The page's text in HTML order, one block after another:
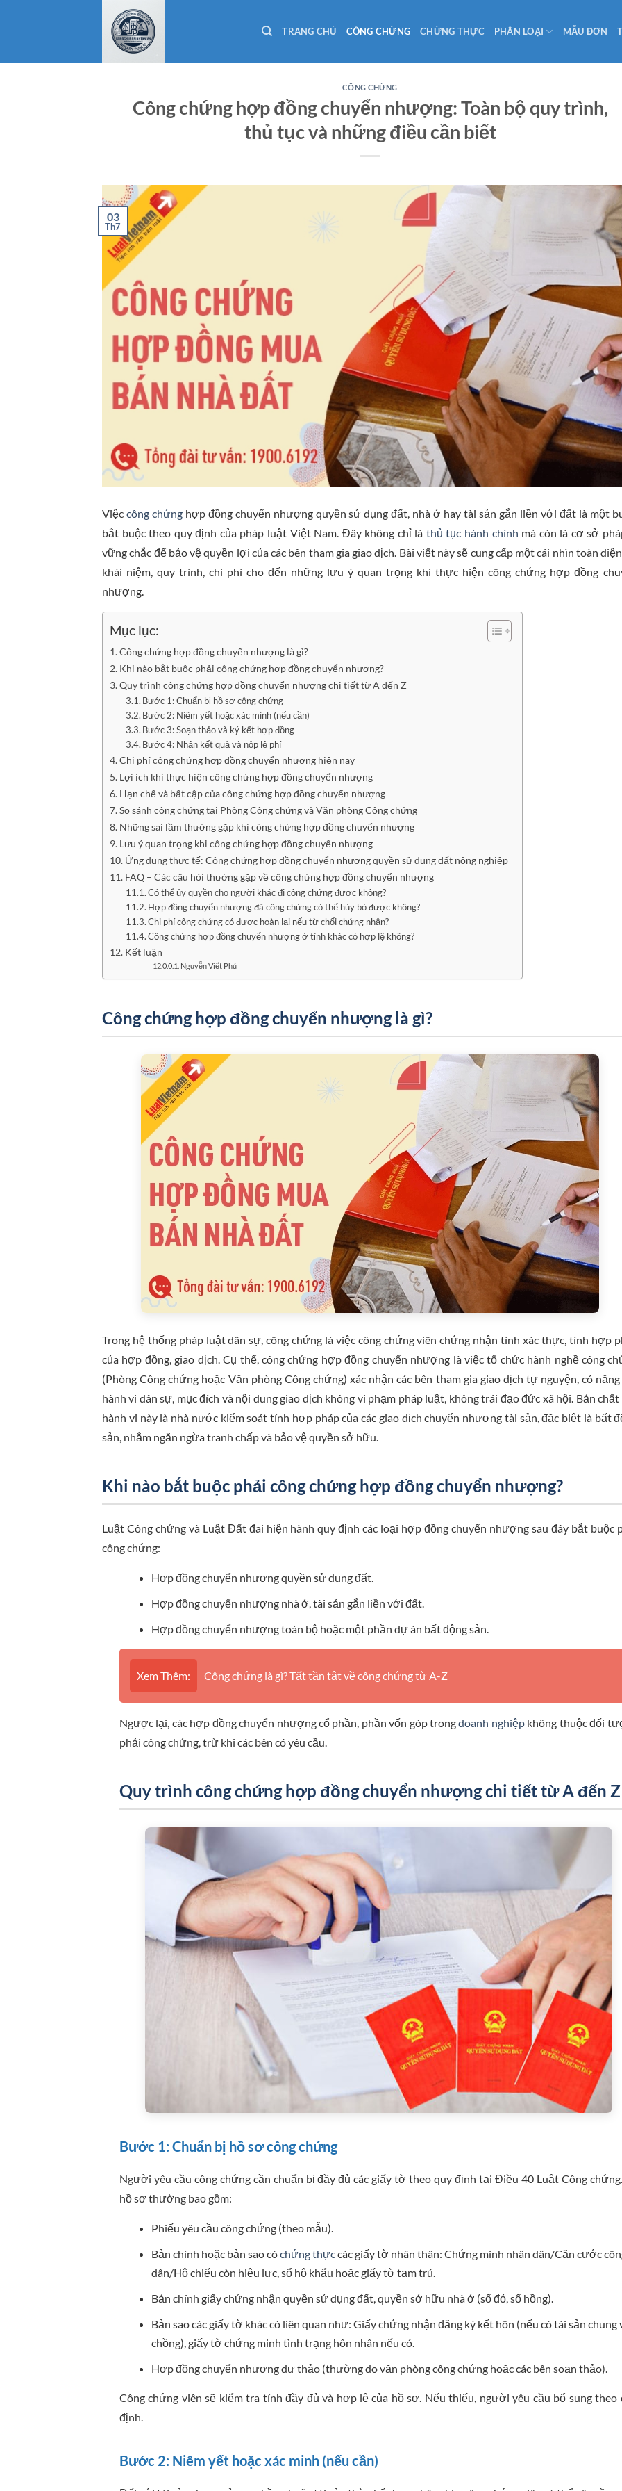
dung
TRANG CHỦ CÔNG CHỨNG CHỨNG THỰC PHÂN LOẠI MẪU ĐƠN
CÔNG CHỨNG
Công chứng hợp đồng chuyển nhượng: Toàn bộ quy trình,
thủ tục và những điều cần biết
03
Th7
Việc công chứnghợp đồng chuyển nhượng quyền sử dụng đất, nhà ở hay tài sản gắn liền với đất là một
bắt buộc theo quy định của pháp luật Việt Nam. Đây không chỉ là thủ tục hành chính mà còn là cơ sở
vững chắc để bảo vệ quyền lợi của các bên tham gia giao dịch. Bài viết này sẽ cung cấp một cái nhìn toàn
khái niệm, quy trình, chi phí cho đến những lưu ý quan trọng khi thực hiện công chứng hợp đồng
nhượng.
Mục lục:
Công chứng hợp đồng chuyển nhượng là gì?
Khi nào bắt buộc phải công chứng hợp đồng chuyển nhượng?
Quy trình công chứng hợp đồng chuyển nhượng chi tiết từ A đến Z
Bước 1: Chuẩn bị hồ sơ công chứng
Bước 2: Niêm yết hoặc xác minh (nếu cần)
Bước 3: Soạn thảo và ký kết hợp đồng
Bước 4: Nhận kết quả và nộp lệ phí
Chi phí công chứng hợp đồng chuyển nhượng hiện nay
Lợi ích khi thực hiện công chứng hợp đồng chuyển nhượng
Hạn chế và bất cập của công chứng hợp đồng chuyển nhượng
So sánh công chứng tại Phòng Công chứng và Văn phòng Công chứng
Những sai lầm thường gặp khi công chứng hợp đồng chuyển nhượng
Lưu ý quan trọng khi công chứng hợp đồng chuyển nhượng
Ứng dụng thực tế: Công chứng hợp đồng chuyển nhượng quyền sử dụng đất nông nghiệp
FAQ – Các câu hỏi thường gặp về công chứng hợp đồng chuyển nhượng
Có thể ủy quyền cho người khác đi công chứng được không?
Hợp đồng chuyển nhượng đã công chứng có thể hủy bỏ được không?
Chi phí công chứng có được hoàn lại nếu từ chối chứng nhận?
Công chứng hợp đồng chuyển nhượng ở tỉnh khác có hợp lệ không?
Kết luận
Nguyễn Viết Phú
Công chứng hợp đồng chuyển nhượng là gì?
Trong hệ thống pháp luật dân sự, công chứng là việc công chứng viên chứng nhận tính xác thực, tính hợp
của hợp đồng, giao dịch. Cụ thể, công chứng hợp đồng chuyển nhượng là việc tổ chức hành nghề công
(Phòng Công chứng hoặc Văn phòng Công chứng) xác nhận các bên tham gia giao dịch tự nguyện, có
hành vi dân sự, mục đích và nội dung giao dịch không vi phạm pháp luật, không trái đạo đức xã hội. Bản chất
hành vi này là nhà nước kiểm soát tính hợp pháp của các giao dịch chuyển nhượng tài sản, đặc biệt là bất
sản, nhằm ngăn ngừa tranh chấp và bảo vệ quyền sở hữu.
Khi nào bắt buộc phải công chứng hợp đồng chuyển nhượng?
Luật Công chứng và Luật Đất đai hiện hành quy định các loại hợp đồng chuyển nhượng sau đây bắt buộc
công chứng:
Hợp đồng chuyển nhượng quyền sử dụng đất.
Hợp đồng chuyển nhượng nhà ở, tài sản gắn liền với đất.
Hợp đồng chuyển nhượng toàn bộ hoặc một phần dự án bất động sản.
Xem Thêm: Công chứng là gì? Tất tần tật về công chứng từ A-Z
Ngược lại, các hợp đồng chuyển nhượng cổ phần, phần vốn góp trongdoanh nghiệpkhông thuộc đối
phải công chứng, trừ khi các bên có yêu cầu.
Quy trình công chứng hợp đồng chuyển nhượng chi tiết từ A đến Z
Bước 1: Chuẩn bị hồ sơ công chứng
Người yêu cầu công chứng cần chuẩn bị đầy đủ các giấy tờ theo quy định tại Điều 40 Luật Công
hồ sơ thường bao gồm:
Phiếu yêu cầu công chứng (theo mẫu).
Bản chính hoặc bản sao cóchứng thựccác giấy tờ nhân thân: Chứng minh nhân dân/Căn cước
dân/Hộ chiếu còn hiệu lực, sổ hộ khẩu hoặc giấy tờ tạm trú.
Bản chính giấy chứng nhận quyền sử dụng đất, quyền sở hữu nhà ở (sổ đỏ, sổ hồng).
Bản sao các giấy tờ khác có liên quan như: Giấy chứng nhận đăng ký kết hôn (nếu có tài sản chung
chồng), giấy tờ chứng minh tình trạng hôn nhân nếu có.
Hợp đồng chuyển nhượng dự thảo (thường do văn phòng công chứng hoặc các bên soạn thảo).
Công chứng viên sẽ kiểm tra tính đầy đủ và hợp lệ của hồ sơ. Nếu thiếu, người yêu cầu bổ sung theo
định.
Bước 2: Niêm yết hoặc xác minh (nếu cần)